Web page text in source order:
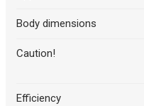
Body dimensions
Caution!
Efficiency